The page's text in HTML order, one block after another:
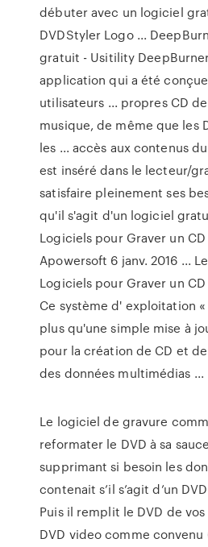
débuter avec un logiciel
DVDStyler Logo ...
gratuit - Usitility
application qui a été
utilisateurs ... propres CD
musique, de même que les
les ... accès aux contenus
est inséré dans le lecteur/
satisfaire pleinement ses
qu'il s'agit d'un logiciel
Logiciels pour Graver un CD
Apowersoft 6 janv. 2016 ...
Logiciels pour Graver un CD
Ce système d' exploitation
plus qu'une simple mise à
pour la création de CD et
des données multimédias ...
Le logiciel de gravure
reformater le DVD à sa
supprimant si besoin les
contenait s’il s’agit d’un
Puis il remplit le DVD de
DVD video comme convenu